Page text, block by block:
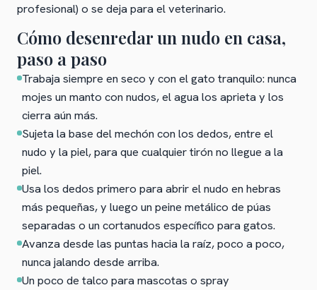
profesional) o se deja para el veterinario.
Cómo desenredar un nudo en casa,
paso a paso
Trabaja siempre en seco y con el gato tranquilo: nunca
mojes un manto con nudos, el agua los aprieta y los
cierra aún más.
Sujeta la base del mechón con los dedos, entre el
nudo y la piel, para que cualquier tirón no llegue a la
piel.
Usa los dedos primero para abrir el nudo en hebras
más pequeñas, y luego un peine metálico de púas
separadas o un cortanudos específico para gatos.
Avanza desde las puntas hacia la raíz, poco a poco,
nunca jalando desde arriba.
Un poco de talco para mascotas o spray